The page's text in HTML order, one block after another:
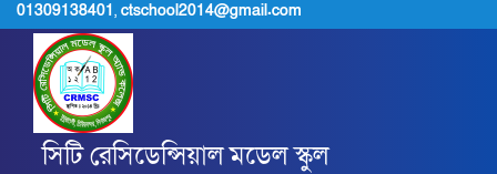
01309138401, ctschool2014@gmail.com
সিটি রেসিডেন্সিয়াল মডেল স্কুল